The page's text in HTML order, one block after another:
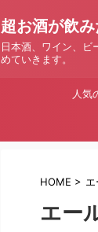
超お酒が飲
日本酒、ワイン、ビ
めていきます。
人気
HOME >
エー